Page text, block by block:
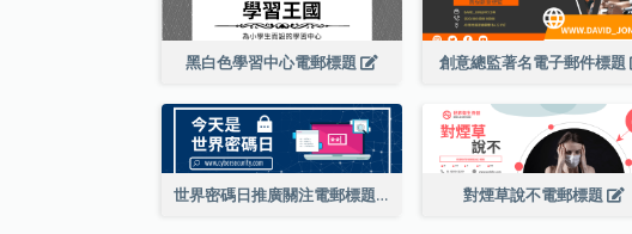
黑白色學習中心電郵標題 創意總監著名電子郵件標題
世界密碼日推廣關注電郵標題 對煙草說不電郵標題